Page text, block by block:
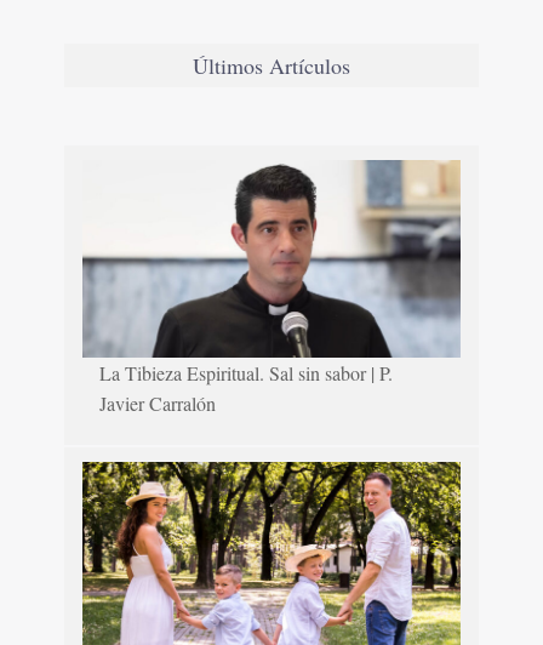
Últimos Artículos
La Tibieza Espiritual. Sal sin sabor | P.
Javier Carralón